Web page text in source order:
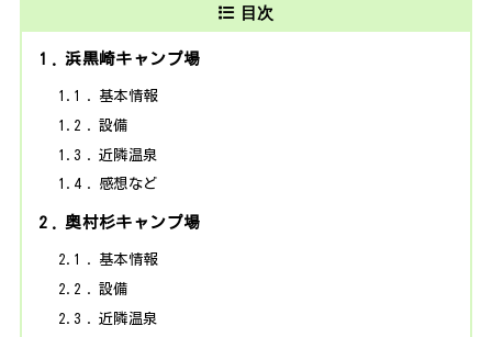
目次
1 浜黒崎キャンプ場
1.1
基本情報
1.2
設備
1.3
近隣温泉
1.4
感想など
2 奥村杉キャンプ場
2.1
基本情報
2.2
設備
2.3
近隣温泉